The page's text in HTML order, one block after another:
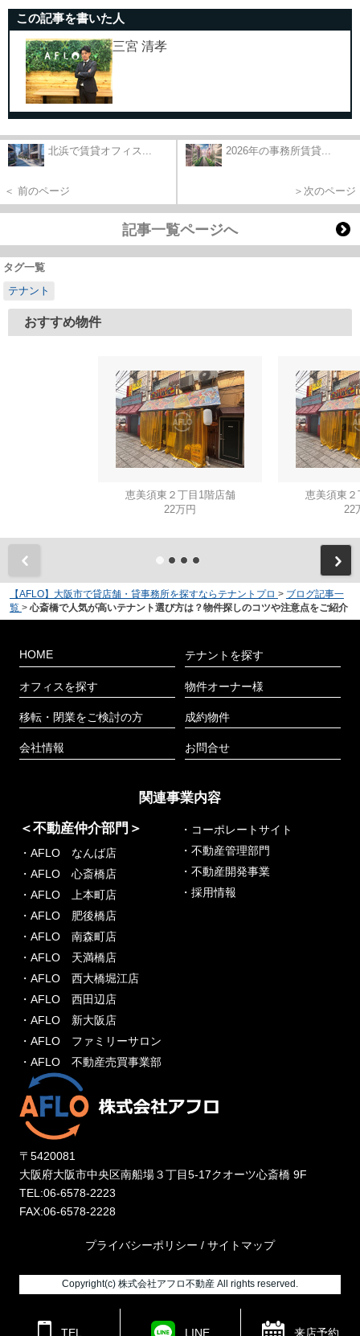
この記事を書いた人
三宮 清孝
北浜で賃貸オフィス...
＜ 前のページ
2026年の事務所賃貸...
＞次のページ
記事一覧ページへ
タグ一覧
テナント
おすすめ物件
恵美須東２丁目1階店舗
22万円
恵美須東
22
【AFLO】大阪市で貸店舗・貸事務所を探すならテナントプロ > ブログ記事一
覧 > 心斎橋で人気が高いテナント選び方は？物件探しのコツや注意点をご紹介
HOME
オフィスを探す
移転・閉業をご検討の方
会社情報
テナントを探す
物件オーナー様
成約物件
お問合せ
関連事業内容
＜不動産仲介部門＞
・AFLO なんば店
・AFLO 心斎橋店
・AFLO 上本町店
・AFLO 肥後橋店
・AFLO 南森町店
・AFLO 天満橋店
・AFLO 西大橋堀江店
・AFLO 西田辺店
・AFLO 新大阪店
・AFLO ファミリーサロン
・AFLO 不動産売買事業部
・コーポレートサイト
・不動産管理部門
・不動産開発事業
・採用情報
〒5420081
大阪府大阪市中央区南船場３丁目5-17クオーツ心斎橋 9F
TEL:06-6578-2223
FAX:06-6578-2228
プライバシーポリシー / サイトマップ
Copyright(c) 株式会社アフロ不動産 All rights reserved.
TEL LINE 来店予約